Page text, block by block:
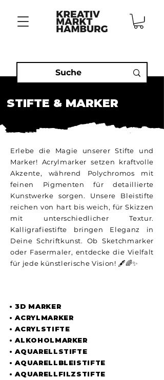
STIFTE & MARKER
Erlebe die Magie unserer Stifte und
Marker! Acrylmarker setzen kraftvolle
Akzente, während Polychromos mit
feinen Pigmenten für detaillierte
Kunstwerke sorgen. Unsere Bleistifte
reichen von hart bis weich, für Skizzen
mit unterschiedlicher Textur.
Kalligrafiestifte bringen Eleganz in
Deine Schriftkunst. Ob Sketchmarker
oder Fasermaler, entdecke die Vielfalt
für jede künstlerische Vision! 🖋️🌈✨
• 3D MARKER
• ACRYLMARKER
• ACRYLSTIFTE
• ALKOHOLMARKER
• AQUARELLSTIFTE
• AQUARELLBLEISTIFTE
• AQUARELLFILZSTIFTE